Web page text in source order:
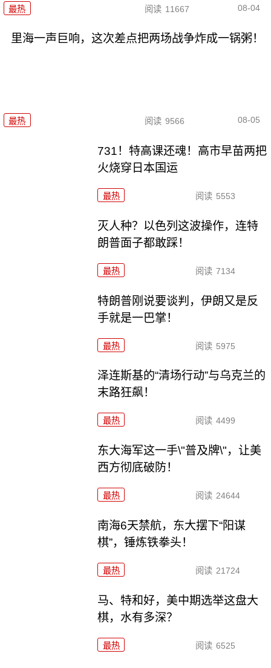
最热 阅读 11667 08-04
里海一声巨响，这次差点把两场战争炸成一锅粥！
最热 阅读 9566 08-05
731！特高课还魂！高市早苗两把
火烧穿日本国运
最热 阅读 5553
灭人种？以色列这波操作，连特
朗普面子都敢踩！
最热 阅读 7134
特朗普刚说要谈判，伊朗又是反
手就是一巴掌！
最热 阅读 5975
泽连斯基的“清场行动”与乌克兰的
末路狂飙！
最热 阅读 4499
东大海军这一手\"普及牌\"，让美
西方彻底破防！
最热 阅读 24644
南海6天禁航，东大摆下“阳谋
棋”，锤炼铁拳头！
最热 阅读 21724
马、特和好，美中期选举这盘大
棋，水有多深？
最热 阅读 6525